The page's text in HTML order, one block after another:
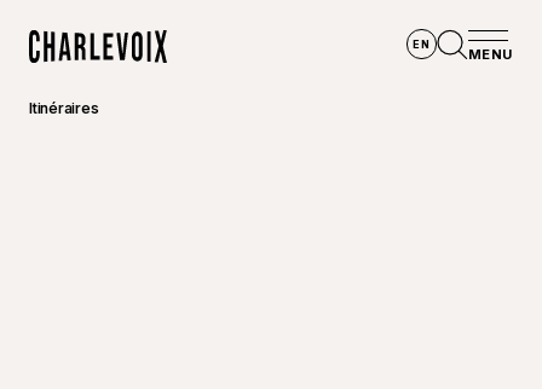
EN
MENU
Itinéraires